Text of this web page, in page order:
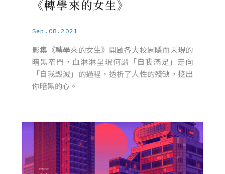
《轉學來的女生》
Sep.08.2021
影集《轉學來的女生》開啟各大校園隱而未現的
暗黑窄門，血淋淋呈現何謂「自我滿足」走向
「自我毀滅」的過程，透析了人性的殘缺，挖出
你暗黑的心。